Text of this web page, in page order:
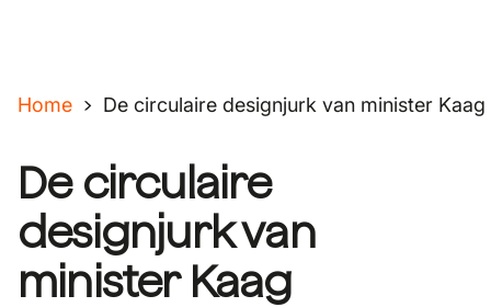
Home De circulaire designjurk van minister Kaag
De circulaire
designjurk van
minister Kaag